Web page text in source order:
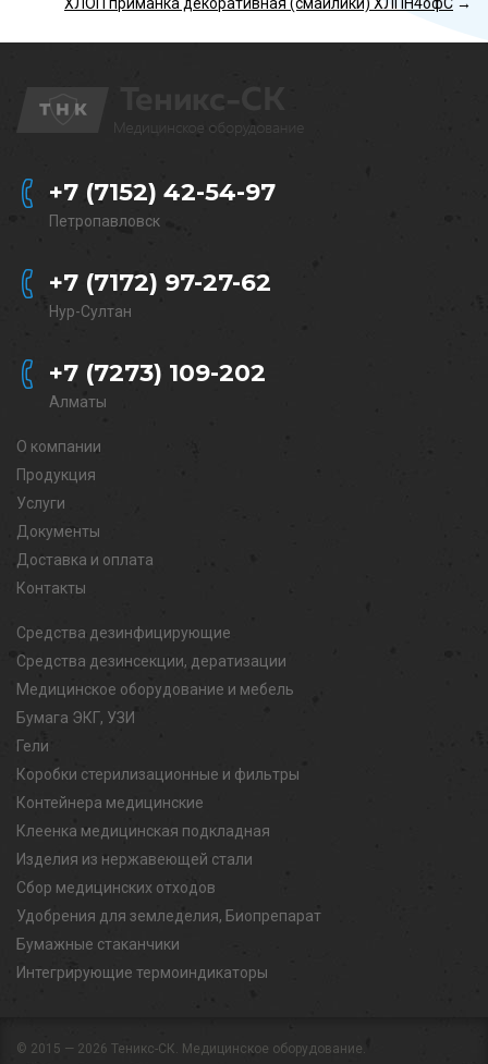
+7 (7152) 42-54-97
Петропавловск
+7 (7172) 97-27-62
Нур-Султан
+7 (7273) 109-202
Алматы
О компании
Продукция
Услуги
Документы
Доставка и оплата
Контакты
Средства дезинфицирующие
Средства дезинсекции, дератизации
Медицинское оборудование и мебель
Бумага ЭКГ, УЗИ
Гели
Коробки стерилизационные и фильтры
Контейнера медицинские
Клеенка медицинская подкладная
Изделия из нержавеющей стали
Сбор медицинских отходов
Удобрения для земледелия, Биопрепарат
Бумажные стаканчики
Интегрирующие термоиндикаторы
© 2015 — 2026 Теникс-СК. Медицинское оборудование.